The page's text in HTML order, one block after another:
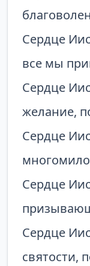
Сердце
все мы
Сердце
желание,
Сердце
Сердце
Сердце
святости,